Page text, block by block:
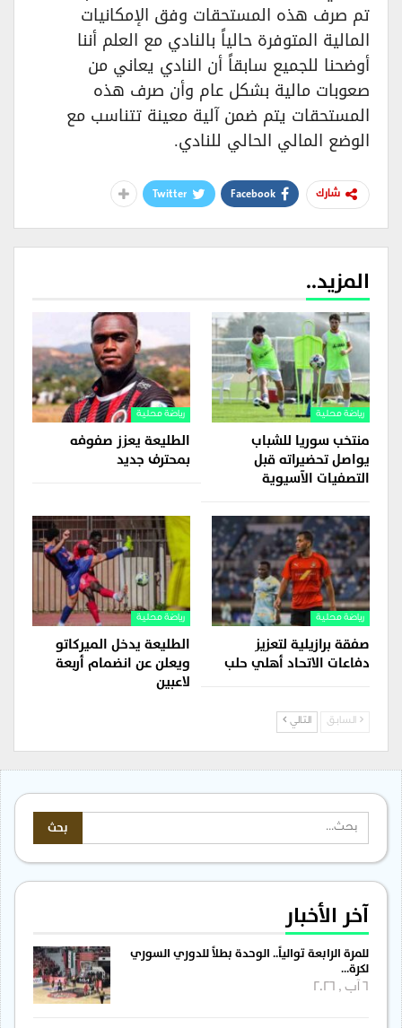
تم صرف هذه المستحقات وفق الإمكانيات
المالية المتوفرة حالياً بالنادي مع العلم أننا
أوضحنا للجميع سابقاً أن النادي يعاني من
صعوبات مالية بشكل عام وأن صرف هذه
المستحقات يتم ضمن آلية معينة تتناسب مع
الوضع المالي الحالي للنادي.
شارك Facebook
Twitter
المزيد..
رياضة محلية
منتخب سوريا للشباب
يواصل تحضيراته قبل
التصفيات الآسيوية
رياضة محلية
الطليعة يعزز صفوفه
بمحترف جديد
رياضة محلية
صفقة برازيلية لتعزيز
دفاعات الاتحاد أهلي حلب
رياضة محلية
الطليعة يدخل الميركاتو
ويعلن عن انضمام أربعة
لاعبين
السابق التالي
آخر الأخبار
للمرة الرابعة توالياً.. الوحدة بطلاً للدوري السوري
لكرة…